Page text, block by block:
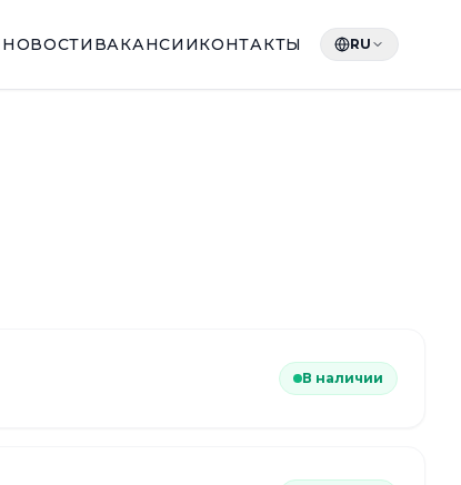
НОВОСТИ ВАКАНСИИКОНТАКТЫ RU
В наличии